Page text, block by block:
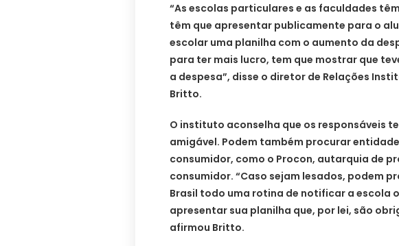
“As escolas particulares e as faculdades
têm que apresentar publicamente para o
escolar uma planilha com o aumento da
para ter mais lucro, tem que mostrar que
a despesa”, disse o diretor de Relações
Britto.
O instituto aconselha que os responsáveis
amigável. Podem também procurar
consumidor, como o Procon, autarquia de
consumidor. “Caso sejam lesados, podem
Brasil todo uma rotina de notificar a escola
apresentar sua planilha que, por lei, são
afirmou Britto.